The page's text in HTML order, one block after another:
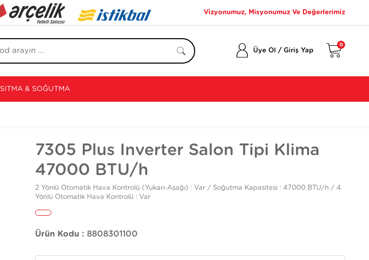
Vizyonumuz, Misyonumuz Ve Değerlerimiz
0
Üye Ol / Giriş Yap
ISITMA & SOĞUTMA
7305 Plus Inverter Salon Tipi Klima
47000 BTU/h
2 Yönlü Otomatik Hava Kontrolü (Yukarı-Aşağı) : Var / Soğutma Kapasitesi : 47000 BTU/h / 4
Yönlü Otomatik Hava Kontrolü : Var
Ürün Kodu : 8808301100